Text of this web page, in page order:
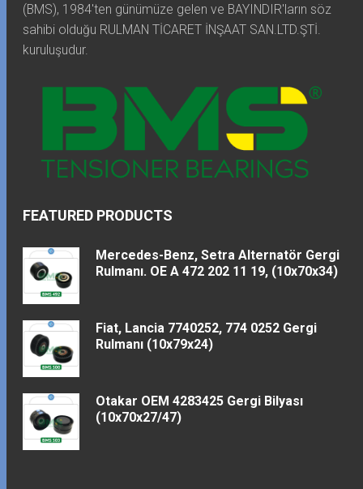
(BMS), 1984'ten günümüze gelen ve BAYINDIR'ların söz
sahibi olduğu RULMAN TİCARET İNŞAAT SAN.LTD.ŞTİ.
kuruluşudur.
FEATURED PRODUCTS
Mercedes-Benz, Setra Alternatör Gergi
Rulmanı. OE A 472 202 11 19, (10x70x34)
Fiat, Lancia 7740252, 774 0252 Gergi
Rulmanı (10x79x24)
Otakar OEM 4283425 Gergi Bilyası
(10x70x27/47)